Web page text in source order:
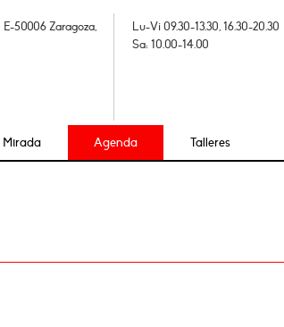
E-50006 Zaragoza,
Lu-Vi 09.30-13.30, 16.30-20.30
Sa: 10.00-14.00
Agenda Talleres